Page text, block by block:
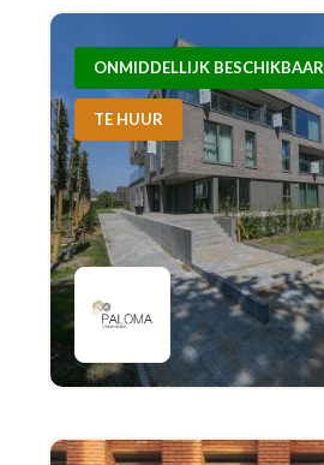
ONMIDDELLIJK BESCHIKBAAR
TE HUUR